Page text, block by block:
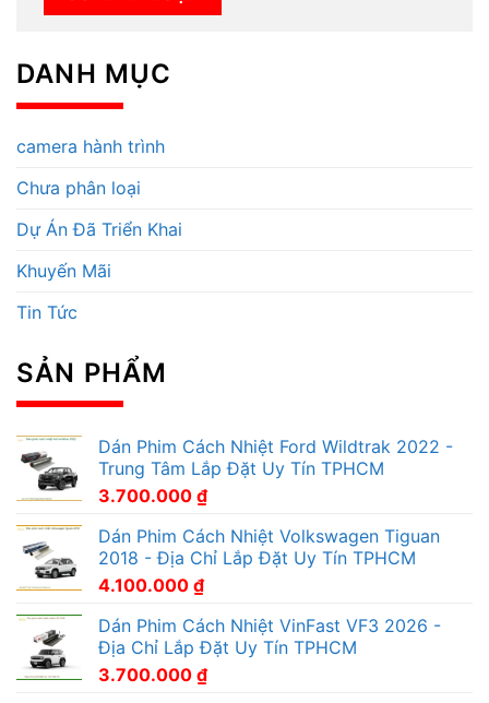
DANH MỤC
camera hành trình
Chưa phân loại
Dự Án Đã Triển Khai
Khuyến Mãi
Tin Tức
SẢN PHẨM
Dán Phim Cách Nhiệt Ford Wildtrak 2022 -
Trung Tâm Lắp Đặt Uy Tín TPHCM
3.700.000 ₫
Dán Phim Cách Nhiệt Volkswagen Tiguan
2018 - Địa Chỉ Lắp Đặt Uy Tín TPHCM
4.100.000 ₫
Dán Phim Cách Nhiệt VinFast VF3 2026 -
Địa Chỉ Lắp Đặt Uy Tín TPHCM
3.700.000 ₫